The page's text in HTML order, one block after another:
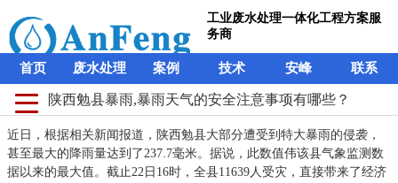
工业废水处理一体化工程方案服
务商
首页 废水处理 案例 技术 安峰 联系
陕西勉县暴雨,暴雨天气的安全注意事项有哪些？
近日，根据相关新闻报道，陕西勉县大部分遭受到特大暴雨的侵袭，
甚至最大的降雨量达到了237.7毫米。据说，此数值伟该县气象监测数
据以来的最大值。截止22日16时，全县11639人受灾，直接带来了经济